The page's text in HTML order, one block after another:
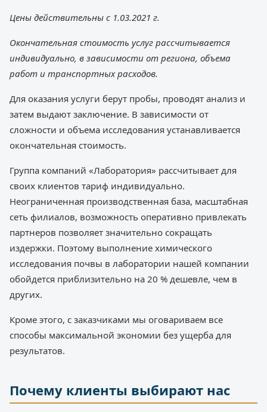
Цены действительны с 1.03.2021 г.
Окончательная стоимость услуг рассчитывается
индивидуально, в зависимости от региона, объема
работ и транспортных расходов.
Для оказания услуги берут пробы, проводят анализ и
затем выдают заключение. В зависимости от
сложности и объема исследования устанавливается
окончательная стоимость.
Группа компаний «Лаборатория» рассчитывает для
своих клиентов тариф индивидуально.
Неограниченная производственная база, масштабная
сеть филиалов, возможность оперативно привлекать
партнеров позволяет значительно сокращать
издержки. Поэтому выполнение химического
исследования почвы в лаборатории нашей компании
обойдется приблизительно на 20 % дешевле, чем в
других.
Кроме этого, с заказчиками мы оговариваем все
способы максимальной экономии без ущерба для
результатов.
Почему клиенты выбирают нас